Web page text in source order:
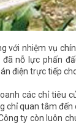
với nhiệm vụ
nỗ lực phấn
điện trực tiếp
các chỉ tiêu
chỉ quan tâm
ty còn luôn